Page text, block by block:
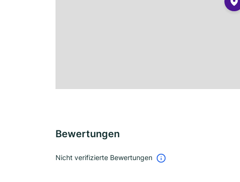
Bewertungen
Nicht verifizierte Bewertungen